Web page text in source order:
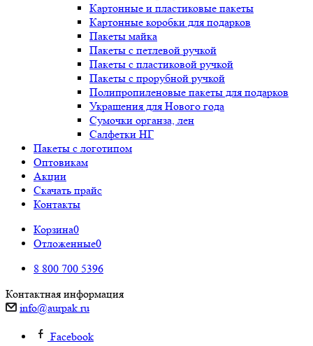
Картонные и пластиковые пакеты
Картонные коробки для подарков
Пакеты майка
Пакеты с петлевой ручкой
Пакеты с пластиковой ручкой
Пакеты с прорубной ручкой
Полипропиленовые пакеты для подарков
Украшения для Нового года
Сумочки органза, лен
Салфетки НГ
Пакеты с логотипом
Оптовикам
Акции
Скачать прайс
Контакты
Корзина0
Отложенные0
8 800 700 5396
Контактная информация
info@aurpak.ru
Facebook